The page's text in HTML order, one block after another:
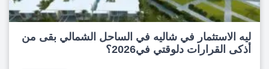
ليه الاستثمار في شاليه في الساحل الشمالي بقى من
أذكى القرارات دلوقتي في2026؟